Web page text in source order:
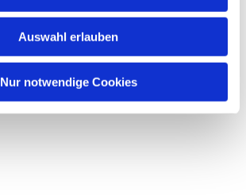
Auswahl erlauben
Nur notwendige Cookies